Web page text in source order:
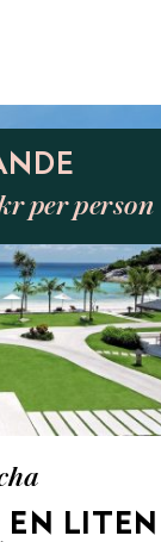
per person
EN LITEN